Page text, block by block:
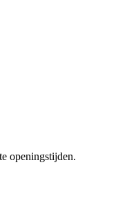
openingstijden.